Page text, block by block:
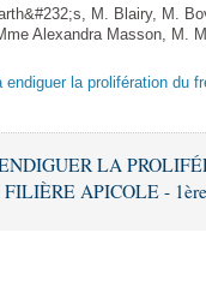
M. Blairy, M.
Alexandra Masson, M.
la prolifération du
LA
APICOLE - 1ère